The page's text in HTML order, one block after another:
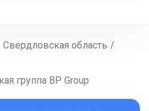
Свердловская область /
группа BP Group